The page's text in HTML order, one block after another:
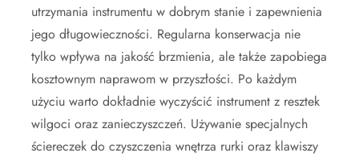
utrzymania instrumentu w dobrym stanie i zapewnienia
jego długowieczności. Regularna konserwacja nie
tylko wpływa na jakość brzmienia, ale także zapobiega
kosztownym naprawom w przyszłości. Po każdym
użyciu warto dokładnie wyczyścić instrument z resztek
wilgoci oraz zanieczyszczeń. Używanie specjalnych
ściereczek do czyszczenia wnętrza rurki oraz klawiszy